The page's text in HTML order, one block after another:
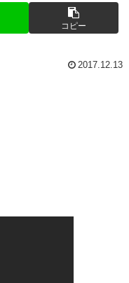
コピー
2017.12.13